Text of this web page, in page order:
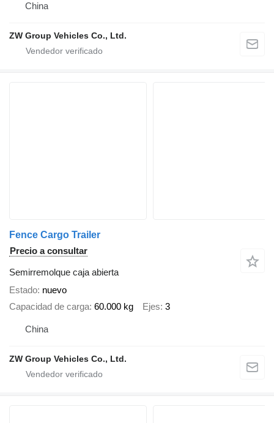
China
ZW Group Vehicles Co., Ltd.
Fence Cargo Trailer
Precio a consultar
Semirremolque caja abierta
Estado nuevo
Capacidad de carga 60.000 kg Ejes 3
China
ZW Group Vehicles Co., Ltd.